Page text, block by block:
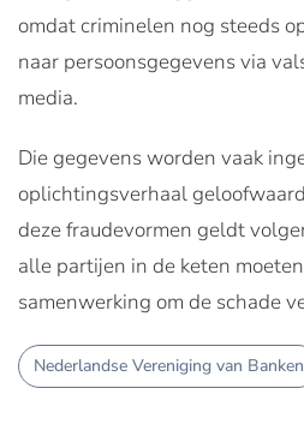
omdat criminelen nog steeds
naar persoonsgegevens via
media.
Die gegevens worden vaak
oplichtingsverhaal
deze fraudevormen geldt
alle partijen in de keten
samenwerking om de schade
Nederlandse Vereniging van Banken